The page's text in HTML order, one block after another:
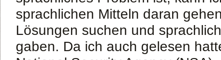
sprachlichen Mitteln daran
Lösungen suchen und
gaben. Da ich auch gelesen